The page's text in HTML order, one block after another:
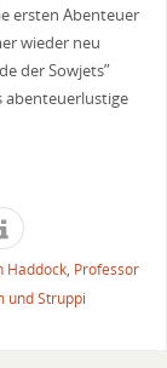
ersten Abenteuer
wieder neu
der Sowjets”
abenteuerlustige
Haddock, Professor
und Struppi